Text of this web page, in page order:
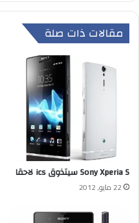
مقالات ذات صلة
Sony Xperia S سيتذوق ics لاحقا
22 مايو, 2012